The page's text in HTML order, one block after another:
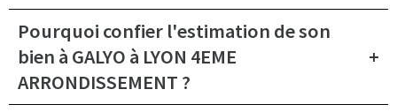
Pourquoi confier l'estimation de son
bien à GALYO à LYON 4EME
ARRONDISSEMENT ?